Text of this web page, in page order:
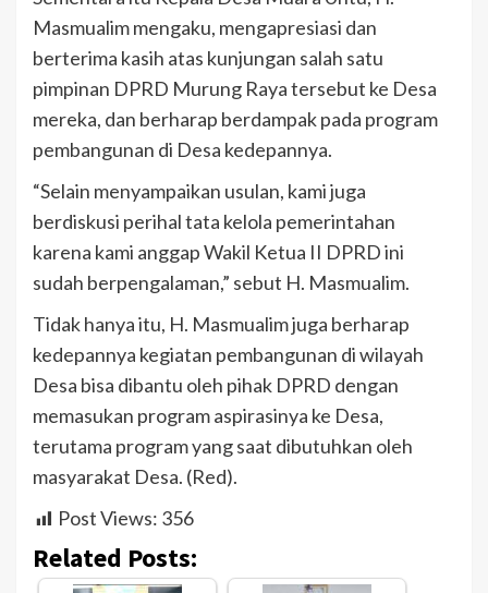
Masmualim mengaku, mengapresiasi dan
berterima kasih atas kunjungan salah satu
pimpinan DPRD Murung Raya tersebut ke Desa
mereka, dan berharap berdampak pada program
pembangunan di Desa kedepannya.
“Selain menyampaikan usulan, kami juga
berdiskusi perihal tata kelola pemerintahan
karena kami anggap Wakil Ketua II DPRD ini
sudah berpengalaman,” sebut H. Masmualim.
Tidak hanya itu, H. Masmualim juga berharap
kedepannya kegiatan pembangunan di wilayah
Desa bisa dibantu oleh pihak DPRD dengan
memasukan program aspirasinya ke Desa,
terutama program yang saat dibutuhkan oleh
masyarakat Desa. (Red).
Post Views: 356
Related Posts: